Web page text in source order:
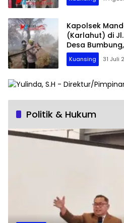
Kapolsek
(Karlahut) di
Desa
Solapan,
Kuansing 31 Juli
Politik & Hukum